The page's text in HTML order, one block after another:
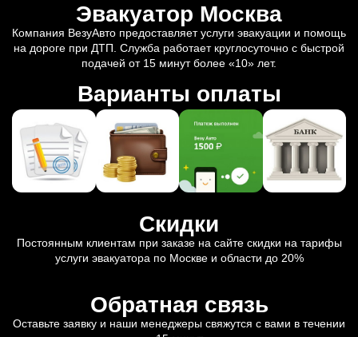
Эвакуатор Москва
Компания ВезуАвто предоставляет услуги эвакуации и помощь
на дороге при ДТП. Служба работает круглосуточно с быстрой
подачей от 15 минут более «10» лет.
Варианты оплаты
Скидки
Постоянным клиентам при заказе на сайте скидки на тарифы
услуги эвакуатора по Москве и области до 20%
Обратная связь
Оставьте заявку и наши менеджеры свяжутся с вами в течении